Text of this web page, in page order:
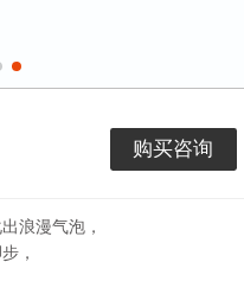
购买咨询
浪漫气泡，
，